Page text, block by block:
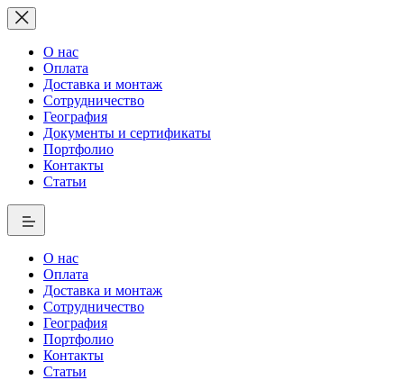
О нас
Оплата
Доставка и монтаж
Сотрудничество
География
Документы и сертификаты
Портфолио
Контакты
Статьи
О нас
Оплата
Доставка и монтаж
Сотрудничество
География
Портфолио
Контакты
Статьи